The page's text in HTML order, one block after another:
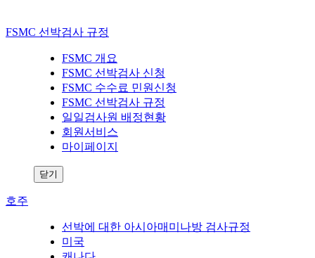
FSMC 선박검사 규정
FSMC 개요
FSMC 선박검사 신청
FSMC 수수료 민원신청
FSMC 선박검사 규정
일일검사원 배정현황
회원서비스
마이페이지
닫기
호주
선박에 대한 아시아매미나방 검사규정
미국